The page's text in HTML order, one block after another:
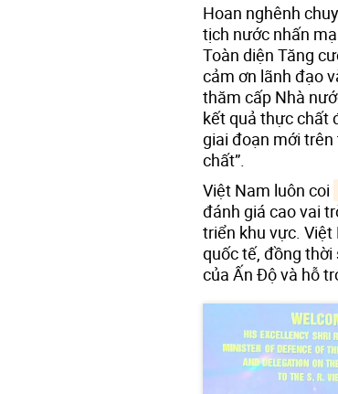
Hoan nghênh
tịch nước nhấn
Toàn diện Tăng
cảm ơn lãnh đạo
thăm cấp Nhà
kết quả thực chất
giai đoạn mới trên
chất”.
Việt Nam luôn coi
đánh giá cao vai
triển khu vực.
quốc tế, đồng
của Ấn Độ và hỗ